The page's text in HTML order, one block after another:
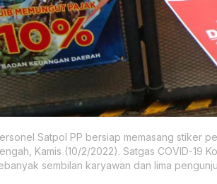
Satpol PP bersiap memasang stiker
Kamis (10/2/2022). Satgas COVID-19
sembilan karyawan dan lima